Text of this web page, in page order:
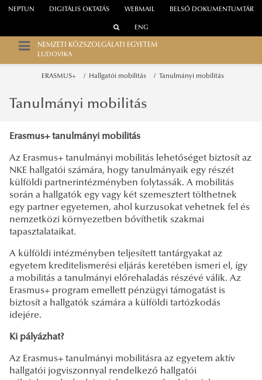
WEBMAIL
NEPTUN DIGITÁLIS OKTATÁS BELSŐ DOKUMENTUMTÁR
ENG
NEMZETI KÖZSZOLGÁLATI EGYETEM
LUDOVIKA
ERASMUS+ Hallgatói mobilitás Tanulmányi mobilitás
Tanulmányi mobilitás
Erasmus+ tanulmányi mobilitás
Az Erasmus+ tanulmányi mobilitás lehetőséget biztosít az
NKE hallgatói számára, hogy tanulmányaik egy részét
külföldi partnerintézményben folytassák. A mobilitás
során a hallgatók egy vagy két szemesztert tölthetnek
egy partner egyetemen, ahol kurzusokat vehetnek fel és
nemzetközi környezetben bővíthetik szakmai
tapasztalataikat.
A külföldi intézményben teljesített tantárgyakat az
egyetem kreditelismerési eljárás keretében ismeri el, így
a mobilitás a tanulmányi előrehaladás részévé válik. Az
Erasmus+ program emellett pénzügyi támogatást is
biztosít a hallgatók számára a külföldi tartózkodás
idejére.
Ki pályázhat?
Az Erasmus+ tanulmányi mobilitásra az egyetem aktív
hallgatói jogviszonnyal rendelkező hallgatói